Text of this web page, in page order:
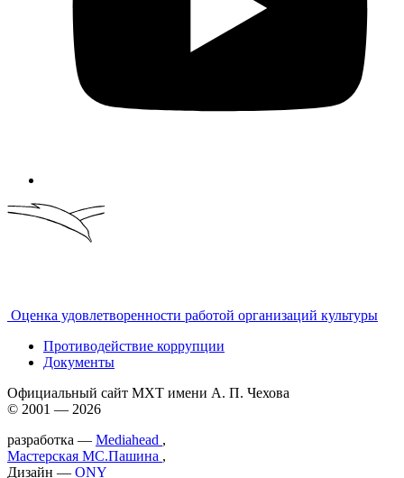
Оценка удовлетворенности работой организаций культуры
Противодействие коррупции
Документы
Официальный сайт МХТ имени А. П. Чехова
© 2001 — 2026
разработка — Mediahead ,
Мастерская МС.Пашина ,
Дизайн — ONY